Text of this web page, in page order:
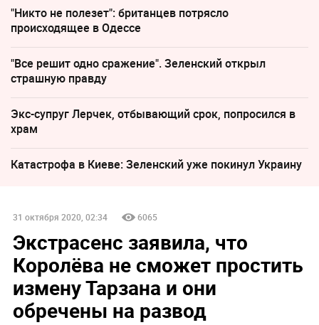
"Никто не полезет": британцев потрясло
происходящее в Одессе
"Все решит одно сражение". Зеленский открыл
страшную правду
Экс-супруг Лерчек, отбывающий срок, попросился в
храм
Катастрофа в Киеве: Зеленский уже покинул Украину
31 октября 2020, 02:34 6065
Экстрасенс заявила, что
Королёва не сможет простить
измену Тарзана и они
обречены на развод